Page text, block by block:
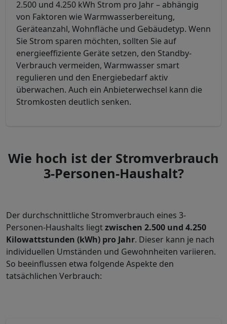
2.500 und 4.250 kWh Strom pro Jahr – abhängig
von Faktoren wie Warmwasserbereitung,
Geräteanzahl, Wohnfläche und Gebäudetyp. Wenn
Sie Strom sparen möchten, sollten Sie auf
energieeffiziente Geräte setzen, den Standby-
Verbrauch vermeiden, Warmwasser smart
regulieren und den Energiebedarf aktiv
überwachen. Auch ein Anbieterwechsel kann die
Stromkosten deutlich senken.
Wie hoch ist der Stromverbrauch
3-Personen-Haushalt?
Der durchschnittliche Stromverbrauch eines 3-
Personen-Haushalts liegtzwischen 2.500 und 4.250
Kilowattstunden (kWh) pro Jahr. Dieser kann je nach
individuellen Umständen und Gewohnheiten variieren.
So beeinflussen etwa folgende Aspekte den
tatsächlichen Verbrauch: